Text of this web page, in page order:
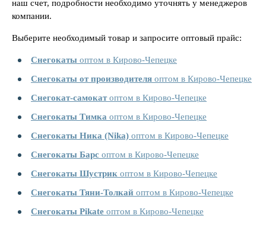
наш счет, подробности необходимо уточнять у менеджеров
компании.
Выберите необходимый товар и запросите оптовый прайс:
Снегокаты оптом в Кирово-Чепецке
Снегокаты от производителя оптом в Кирово-Чепецке
Снегокат-самокатоптом в Кирово-Чепецке
Снегокаты Тимка оптом в Кирово-Чепецке
Снегокаты Ника (Nika) оптом в Кирово-Чепецке
Снегокаты Барс оптом в Кирово-Чепецке
Снегокаты Шустрик оптом в Кирово-Чепецке
Снегокаты Тяни-Толкай оптом в Кирово-Чепецке
Снегокаты Pikate оптом в Кирово-Чепецке